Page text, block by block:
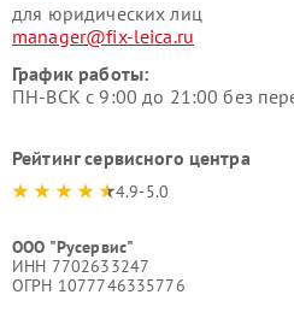
для юридических лиц
manager@fix-leica.ru
График работы:
ПН-ВСК с 9:00 до 21:00 без
Рейтинг сервисного центра
4.9-5.0
ООО "Русервис"
ИНН 7702633247
ОГРН 1077746335776